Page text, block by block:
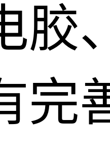
胶
完